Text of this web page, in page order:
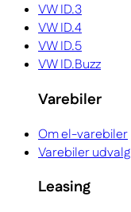
VW ID.3
VW ID.4
VW ID.5
VW ID.Buzz
Varebiler
Om el-varebiler
Varebiler udvalg
Leasing